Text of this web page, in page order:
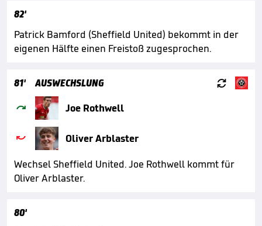
82'
Patrick Bamford (Sheffield United) bekommt in der
eigenen Hälfte einen Freistoß zugesprochen.
81' AUSWECHSLUNG 
 Joe Rothwell

Oliver Arblaster
Wechsel Sheffield United. Joe Rothwell kommt für
Oliver Arblaster.
80'